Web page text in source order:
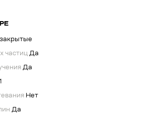
частиц Да
Да
Нет
Да